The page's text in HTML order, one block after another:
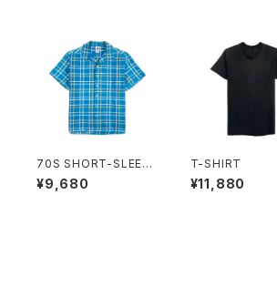
70S SHORT-SLEEV
E SHIRT
¥9,680
T-SHIRT
¥11,880